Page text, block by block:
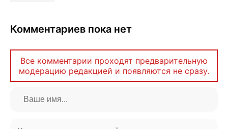
Комментариев пока нет
Все комментарии проходят предварительную
модерацию редакцией и появляются не сразу.